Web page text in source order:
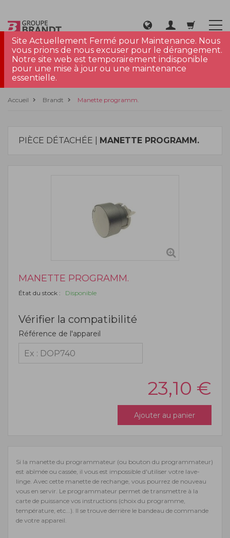
Site Actuellement Fermé pour Maintenance. Nous
vous prions de nous excuser pour le dérangement.
Notre site web est temporairement indisponible
pour une mise à jour ou une maintenance
essentielle.
Accueil Brandt Manette programm.
PIÈCE DÉTACHÉE | MANETTE PROGRAMM.
MANETTE PROGRAMM.
État du stock : Disponible
Vérifier la compatibilité
Référence de l'appareil
23,10 €
Ajouter au panier
Si la manette du programmateur (ou bouton du programmateur)
est abîmée ou cassée, il vous est impossible d'utiliser votre lave-
linge. Avec cette manette de rechange, vous pourrez de nouveau
vous en servir. Le programmateur permet de transmettre à la
carte de puissance vos instructions (choix du programme,
température, etc...). Il se trouve derrière le bandeau de commande
de votre appareil.